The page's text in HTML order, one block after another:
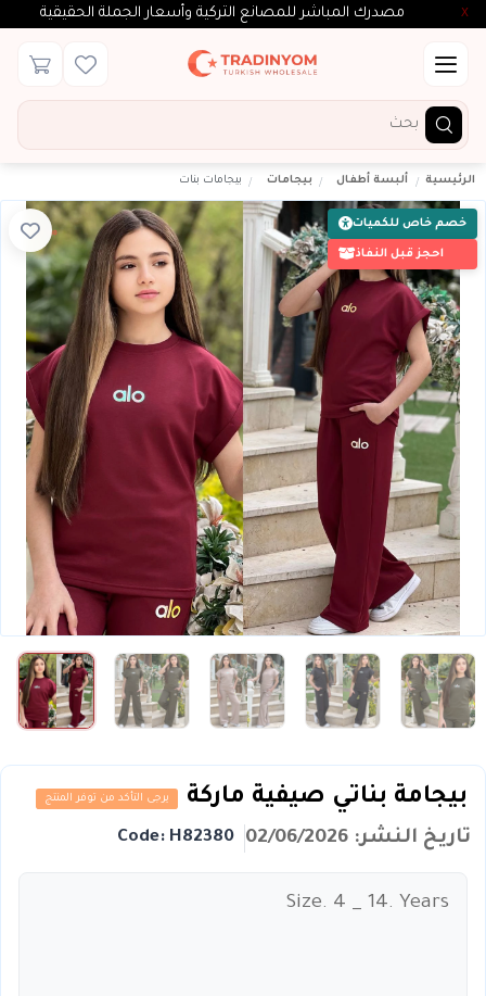
مصدرك المباشر للمصانع التركية وأسعار الجملة الحقيقية X
الرئيسية ألبسة أطفال بيجامات بيجامات بنات
خصم خاص للكميات
احجز قبل النفاذ
بيجامة بناتي صيفية ماركة يرجى التأكد من توفر المنتج
تاريخ النشر: 02/06/2026 Code: H82380
Size. 4 _ 14. Years